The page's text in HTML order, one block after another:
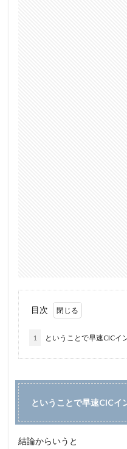
目次
1 ということで早速CICイ
ということで早速CICイ
結論からいうと